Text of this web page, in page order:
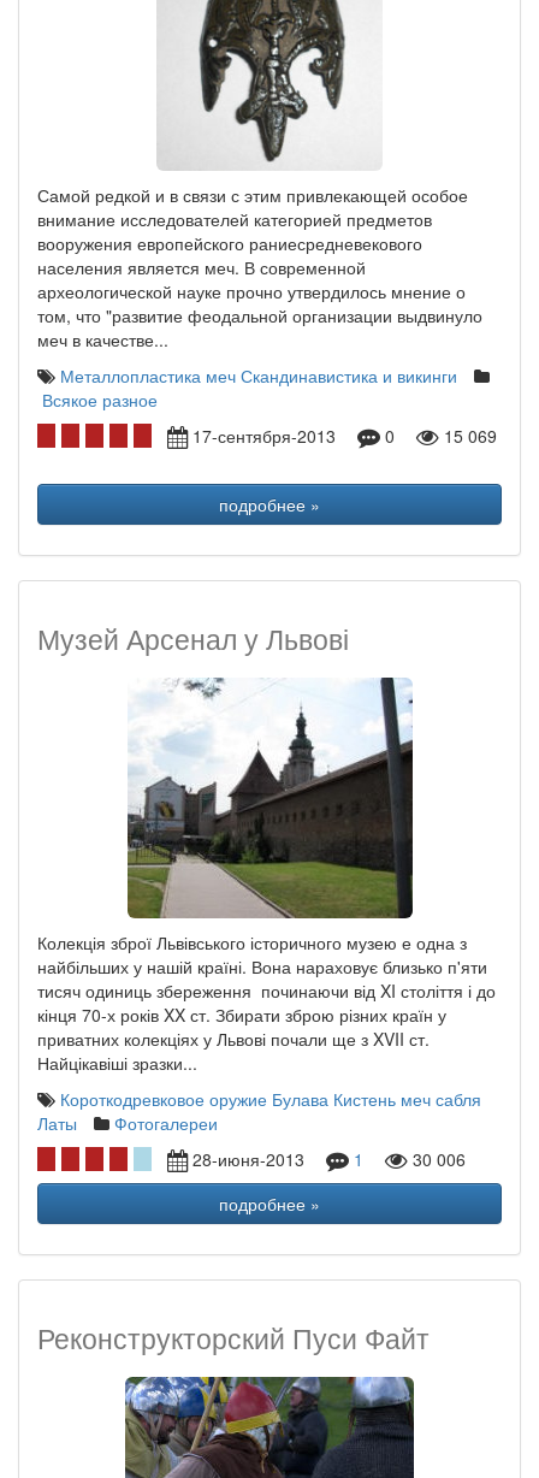
Самой редкой и в связи с этим привлекающей особое
внимание исследователей категорией предметов
вооружения европейского раниесредневекового
населения является меч. В современной
археологической науке прочно утвердилось мнение о
том, что "развитие феодальной организации выдвинуло
меч в качестве...
Металлопластика меч Скандинавистика и викинги
Всякое разное
17-сентября-2013
0 15 069
подробнее »
Музей Арсенал у Львові
Колекція зброї Львівського історичного музею е одна з
найбільших у нашій країні. Вона нараховує близько п'яти
тисяч одиниць збереження починаючи від XI століття і до
кінця 70-х років XX ст. Збирати зброю різних країн у
приватних колекціях у Львові почали ще з XVII ст.
Найцікавіші зразки...
Короткодревковое оружие Булава Кистень меч сабля
Латы
Фотогалереи
28-июня-2013
1
30 006
подробнее »
Реконструкторский Пуси Файт